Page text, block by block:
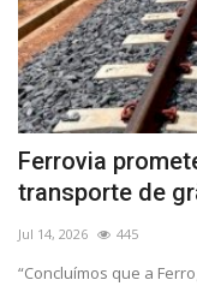
Ferrovia
transporte de
Jul 14, 2026 445
“Concluímos que a